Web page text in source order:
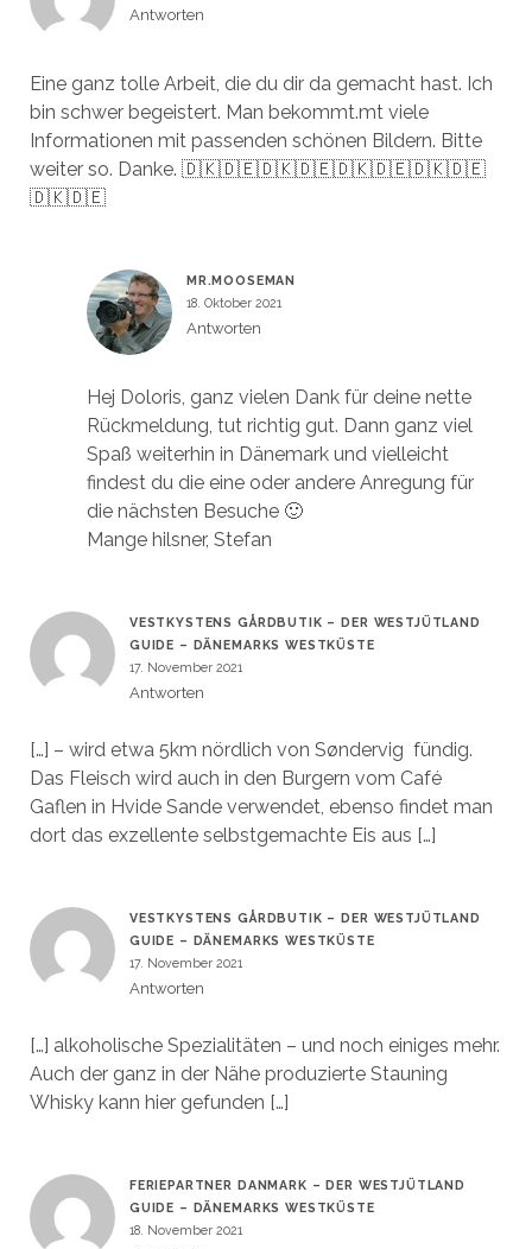
Antworten
Eine ganz tolle Arbeit, die du dir da gemacht hast. Ich
bin schwer begeistert. Man bekommt.mt viele
Informationen mit passenden schönen Bildern. Bitte
weiter so. Danke. 🇩🇰🇩🇪🇩🇰🇩🇪🇩🇰🇩🇪🇩🇰🇩🇪
🇩🇰🇩🇪
MR.MOOSEMAN
18. Oktober 2021
Antworten
Hej Doloris, ganz vielen Dank für deine nette
Rückmeldung, tut richtig gut. Dann ganz viel
Spaß weiterhin in Dänemark und vielleicht
findest du die eine oder andere Anregung für
die nächsten Besuche 🙂
Mange hilsner, Stefan
VESTKYSTENS GÅRDBUTIK – DER WESTJÜTLAND
GUIDE – DÄNEMARKS WESTKÜSTE
17. November 2021
Antworten
[…] – wird etwa 5km nördlich von Søndervig fündig.
Das Fleisch wird auch in den Burgern vom Café
Gaflen in Hvide Sande verwendet, ebenso findet man
dort das exzellente selbstgemachte Eis aus […]
VESTKYSTENS GÅRDBUTIK – DER WESTJÜTLAND
GUIDE – DÄNEMARKS WESTKÜSTE
17. November 2021
Antworten
[…] alkoholische Spezialitäten – und noch einiges mehr.
Auch der ganz in der Nähe produzierte Stauning
Whisky kann hier gefunden […]
FERIEPARTNER DANMARK – DER WESTJÜTLAND
GUIDE – DÄNEMARKS WESTKÜSTE
18. November 2021